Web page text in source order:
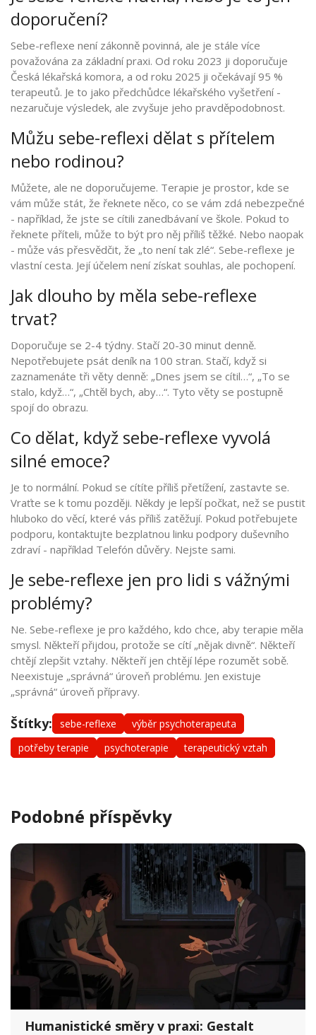
doporučení?
Sebe-reflexe není zákonně povinná, ale je stále více
považována za základní praxi. Od roku 2023 ji doporučuje
Česká lékařská komora, a od roku 2025 ji očekávají 95 %
terapeutů. Je to jako předchůdce lékařského vyšetření -
nezaručuje výsledek, ale zvyšuje jeho pravděpodobnost.
Můžu sebe-reflexi dělat s přítelem
nebo rodinou?
Můžete, ale ne doporučujeme. Terapie je prostor, kde se
vám může stát, že řeknete něco, co se vám zdá nebezpečné
- například, že jste se cítili zanedbávaní ve škole. Pokud to
řeknete příteli, může to být pro něj příliš těžké. Nebo naopak
- může vás přesvědčit, že „to není tak zlé“. Sebe-reflexe je
vlastní cesta. Její účelem není získat souhlas, ale pochopení.
Jak dlouho by měla sebe-reflexe
trvat?
Doporučuje se 2-4 týdny. Stačí 20-30 minut denně.
Nepotřebujete psát deník na 100 stran. Stačí, když si
zaznamenáte tři věty denně: „Dnes jsem se cítil…“, „To se
stalo, když…“, „Chtěl bych, aby…“. Tyto věty se postupně
spojí do obrazu.
Co dělat, když sebe-reflexe vyvolá
silné emoce?
Je to normální. Pokud se cítíte příliš přetížení, zastavte se.
Vraťte se k tomu později. Někdy je lepší počkat, než se pustit
hluboko do věcí, které vás příliš zatěžují. Pokud potřebujete
podporu, kontaktujte bezplatnou linku podpory duševního
zdraví - například Telefón důvěry. Nejste sami.
Je sebe-reflexe jen pro lidi s vážnými
problémy?
Ne. Sebe-reflexe je pro každého, kdo chce, aby terapie měla
smysl. Někteří přijdou, protože se cítí „nějak divně“. Někteří
chtějí zlepšit vztahy. Někteří jen chtějí lépe rozumět sobě.
Neexistuje „správná“ úroveň problému. Jen existuje
„správná“ úroveň přípravy.
Štítky: sebe-reflexe
výběr psychoterapeuta
potřeby terapie
psychoterapie terapeutický vztah
Podobné příspěvky
Humanistické směry v praxi: Gestalt